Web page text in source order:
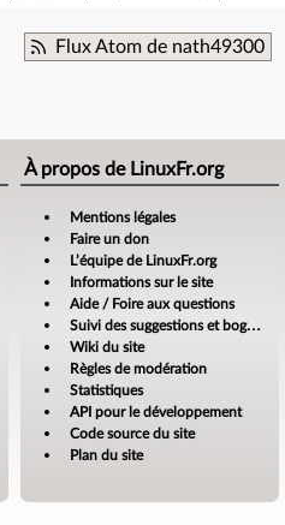
Flux Atom de nath49300
À propos de LinuxFr.org
Mentions légales
Faire un don
L’équipe de LinuxFr.org
Informations sur le site
Aide / Foire aux questions
Suivi des suggestions et bogues
Wiki du site
Règles de modération
Statistiques
API pour le développement
Code source du site
Plan du site